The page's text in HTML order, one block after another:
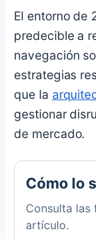
El entorno de
predecible a
navegación
estrategias
que la
gestionar
de mercado.
Cómo lo
Consulta las
artículo.